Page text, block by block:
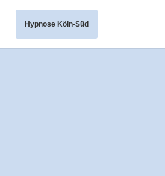
Hypnose Köln-Süd